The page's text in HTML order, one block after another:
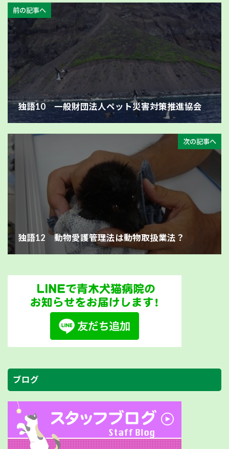
前の記事へ
独語10 一般財団法人ペット災害対策推進協会
次の記事へ
独語12 動物愛護管理法は動物取扱業法？
ブログ